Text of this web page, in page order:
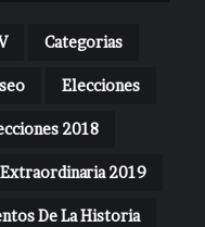
Categorias
Elecciones
2018
2019
De La Historia